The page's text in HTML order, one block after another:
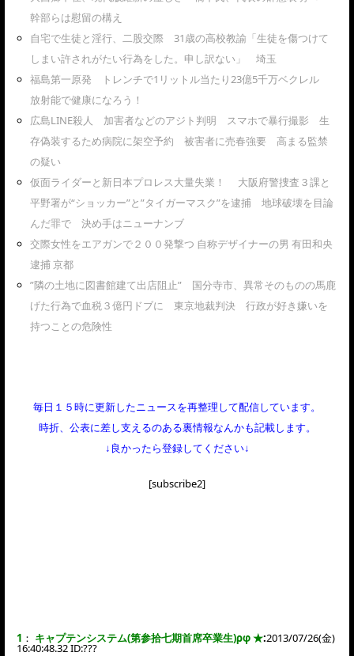
幹部らは慰留の構え
自宅で生徒と淫行、二股交際 31歳の高校教諭「生徒を傷つけて
しまい許されがたい行為をした。申し訳ない」 埼玉
福島第一原発 トレンチで1リットル当たり23億5千万ベクレル
放射能で健康になろう！
広島LINE殺人 加害者などのアジト判明 スマホで暴行撮影 生
存偽装するため病院に架空予約 被害者に売春強要 高まる監禁
の疑い
仮面ライダーと新日本プロレス大量失業！ 大阪府警捜査３課と
平野署が“ショッカー”と”タイガーマスク”を逮捕 地球破壊を目論
んだ罪で 決め手はニューナンブ
交際女性をエアガンで２００発撃つ 自称デザイナーの男 有田和央
逮捕 京都
”隣の土地に図書館建て出店阻止” 国分寺市、異常そのものの馬鹿
げた行為で血税３億円ドブに 東京地裁判決 行政が好き嫌いを
持つことの危険性
毎日１５時に更新したニュースを再整理して配信しています。
時折、公表に差し支えるのある裏情報なんかも記載します。
↓良かったら登録してください↓
[subscribe2]
1 ： キャプテンシステム(第参拾七期首席卒業生)ρφ ★:2013/07/26(金)
16:40:48.32 ID:???